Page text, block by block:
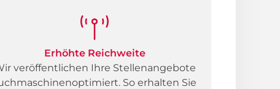
Erhöhte Reichweite
veröffentlichen Ihre Stellenangebote
So erhalten Sie